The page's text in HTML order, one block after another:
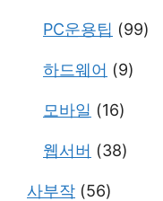
PC운용팁 (99)
하드웨어 (9)
모바일 (16)
웹서버 (38)
사부작 (56)